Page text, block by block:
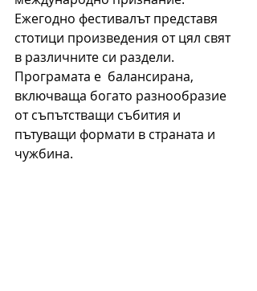
Ежегодно фестивалът представя
стотици произведения от цял свят
в различните си раздели.
Програмата е  балансирана,
включваща богато разнообразие
от съпътстващи събития и
пътуващи формати в страната и
чужбина.